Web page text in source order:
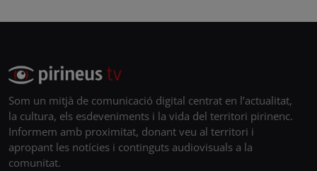
Som un mitjà de comunicació digital centrat en l’actualitat,
la cultura, els esdeveniments i la vida del territori pirinenc.
Informem amb proximitat, donant veu al territori i
apropant les notícies i continguts audiovisuals a la
comunitat.